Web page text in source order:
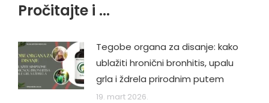
Pročitajte i ...
Tegobe organa za disanje: kako
ublažiti hronični bronhitis, upalu
grla i ždrela prirodnim putem
19. mart 2026.